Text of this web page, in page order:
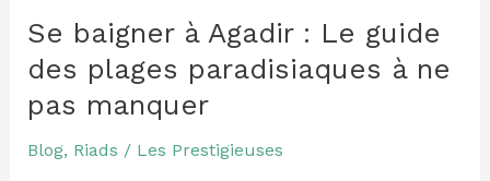
Se baigner à Agadir : Le guide
des plages paradisiaques à ne
pas manquer
Blog, Riads / Les Prestigieuses
à
Agadir
Le
guide